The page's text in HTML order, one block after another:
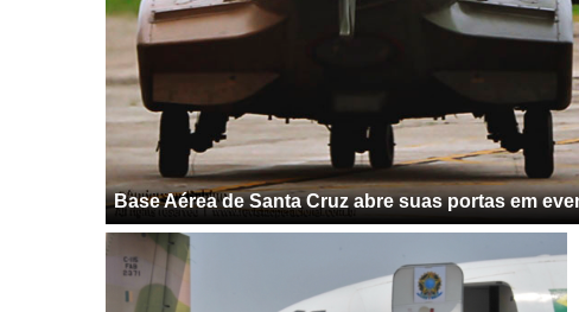
Base Aérea de Santa Cruz abre suas portas em